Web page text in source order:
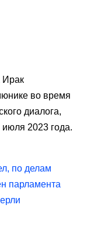
Ирак
во время
диалога,
2023 года.
по делам
парламента